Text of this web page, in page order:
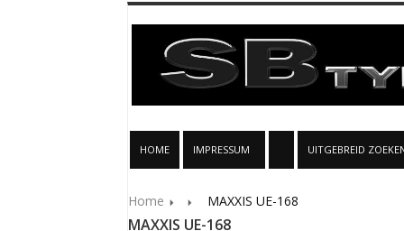
HOME IMPRESSUM UITGEBREID
Home MAXXIS UE-168
MAXXIS UE-168